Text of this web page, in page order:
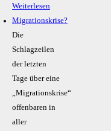
Weiterlesen
Migrationskrise?
Die
Schlagzeilen
der letzten
Tage über eine
„Migrationskrise“
offenbaren in
aller